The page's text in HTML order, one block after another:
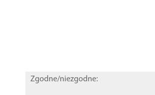
Zgodne/niezgodne: